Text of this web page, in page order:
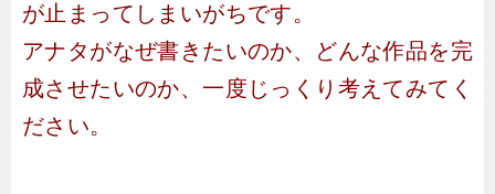
が止まってしまいがちです。
アナタがなぜ書きたいのか、どんな作品を完
成させたいのか、一度じっくり考えてみてく
ださい。